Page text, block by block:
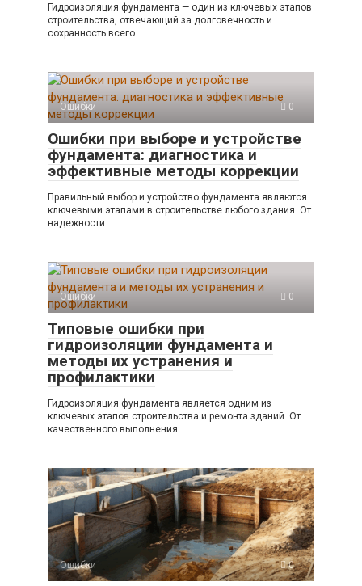
Гидроизоляция фундамента — один из ключевых этапов
строительства, отвечающий за долговечность и
сохранность всего
Ошибки 0
Ошибки при выборе и устройстве
фундамента: диагностика и
эффективные методы коррекции
Правильный выбор и устройство фундамента являются
ключевыми этапами в строительстве любого здания. От
надежности
Ошибки 0
Типовые ошибки при
гидроизоляции фундамента и
методы их устранения и
профилактики
Гидроизоляция фундамента является одним из
ключевых этапов строительства и ремонта зданий. От
качественного выполнения
Ошибки 0